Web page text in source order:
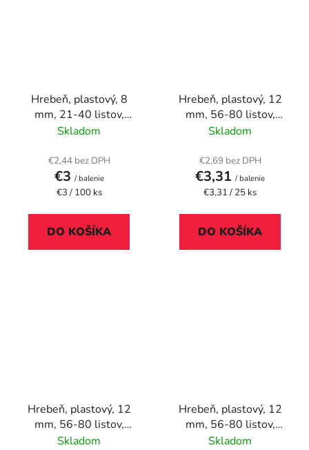
Hrebeň, plastový, 8
mm, 21-40 listov,
VICTORIA OFFICE,
Skladom
€2,44 bez DPH
€3 / balenie
Jednotková
€3 / 100 ks
DO KOŠÍKA
Hrebeň, plastový, 12
mm, 56-80 listov,
FELLOWES, 25 ks,
Skladom
€2,69 bez DPH
€3,31 / balenie
Jednotková
€3,31 / 25 ks
DO KOŠÍKA
Hrebeň, plastový, 12
mm, 56-80 listov,
FELLOWES, 25 ks, biely
Skladom
Hrebeň, plastový, 12
mm, 56-80 listov,
FELLOWES, 25 ks,
Skladom